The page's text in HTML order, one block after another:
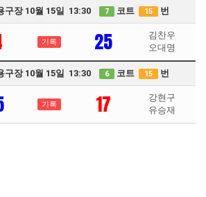
구장 10월 15일 13:30 7 코트 15 번
기록 25
김찬우
오대명
구장 10월 15일 13:30 6 코트 15 번
기록 17
강현구
유승재